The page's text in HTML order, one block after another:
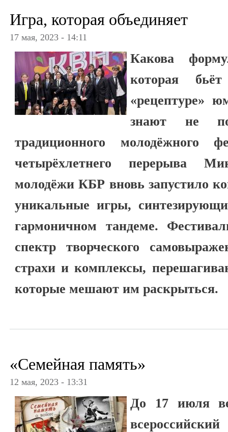
Игра, которая объединяет
17 мая, 2023 - 14:11
Какова
которая
«рецептуре»
знают не
традиционного молодёжного
четырёхлетнего перерыва
молодёжи КБР вновь запустило
уникальные игры,
гармоничном тандеме.
спектр творческого
страхи и комплексы,
которые мешают им раскрыться.
«Семейная память»
12 мая, 2023 - 13:31
До 17 июля